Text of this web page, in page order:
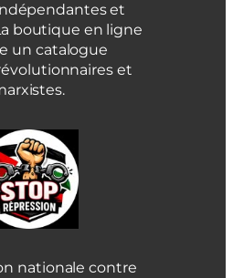
et
boutique en ligne
un catalogue
et
nationale contre